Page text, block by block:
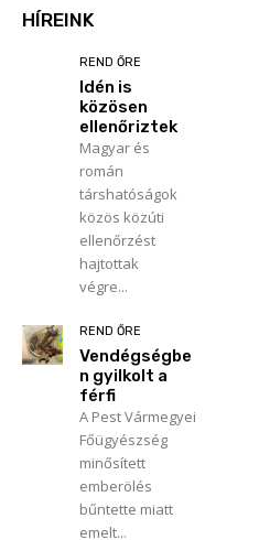
HÍREINK
REND ŐRE
Idén is
közösen
ellenőriztek
Magyar és
román
társhatóságok
közös közúti
ellenőrzést
hajtottak
végre...
REND ŐRE
Vendégségbe
n gyilkolt a
férfi
A Pest Vármegyei
Főügyészség
minősített
emberölés
bűntette miatt
emelt...